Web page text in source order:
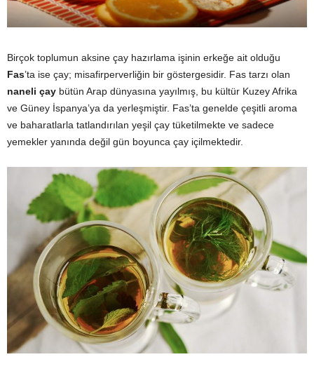
Birçok toplumun aksine çay hazırlama işinin erkeğe ait olduğu
Fas’ta ise çay; misafirperverliğin bir göstergesidir. Fas tarzı olan
naneli çay bütün Arap dünyasına yayılmış, bu kültür Kuzey Afrika
ve Güney İspanya’ya da yerleşmiştir. Fas’ta genelde çeşitli aroma
ve baharatlarla tatlandırılan yeşil çay tüketilmekte ve sadece
yemekler yanında değil gün boyunca çay içilmektedir.